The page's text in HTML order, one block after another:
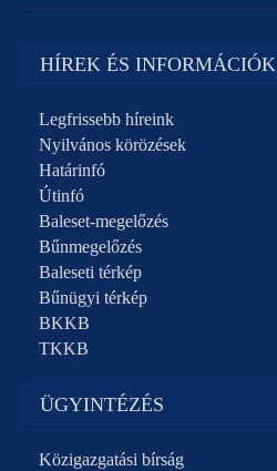
HÍREK ÉS INFORMÁCIÓK
Legfrissebb híreink
Nyilvános körözések
Határinfó
Útinfó
Baleset-megelőzés
Bűnmegelőzés
Baleseti térkép
Bűnügyi térkép
BKKB
TKKB
ÜGYINTÉZÉS
Közigazgatási bírság